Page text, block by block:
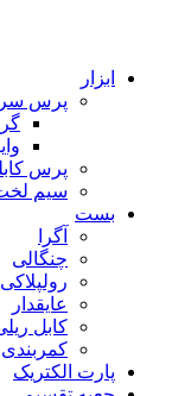
ابزار
پرس
پرس
سیم
بست
آگرا
چنگالی
رولپلاکی
عایقدار
کابل
کمربندی
پارت الکتریک